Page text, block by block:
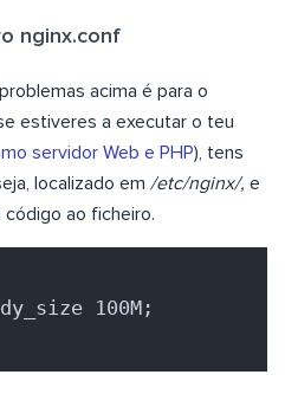
nginx.conf
acima é para o
estiveres a executar o teu
servidor Web e PHP), tens
localizado em /etc/nginx/, e
código ao ficheiro.
100M;